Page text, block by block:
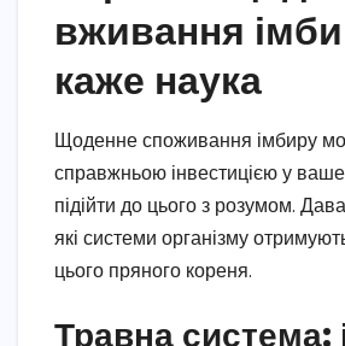
вживання
каже наука
Щоденне споживання імбиру
справжньою інвестицією у
підійти до цього з розумом.
які системи організму
цього пряного кореня.
Травна система: